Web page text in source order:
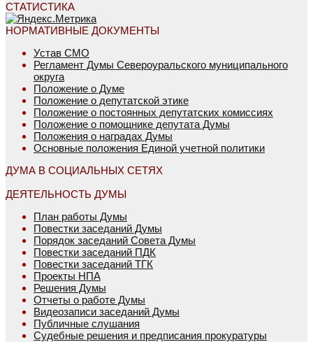
СТАТИСТИКА
НОРМАТИВНЫЕ ДОКУМЕНТЫ
Устав СМО
Регламент Думы Североуральского муниципального
округа
Положение о Думе
Положение о депутатской этике
Положение о постоянных депутатских комиссиях
Положение о помощнике депутата Думы
Положения о наградах Думы
Основные положения Единой учетной политики
ДУМА В СОЦИАЛЬНЫХ СЕТЯХ
ДЕЯТЕЛЬНОСТЬ ДУМЫ
План работы Думы
Повестки заседаний Думы
Порядок заседаний Совета Думы
Повестки заседаний ПДК
Повестки заседаний ТГК
Проекты НПА
Решения Думы
Отчеты о работе Думы
Видеозаписи заседаний Думы
Публичные слушания
Судебные решения и предписания прокуратуры